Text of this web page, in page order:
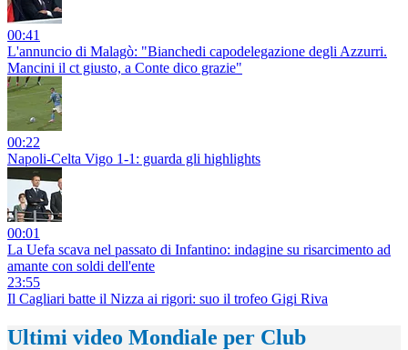
00:41
L'annuncio di Malagò: "Bianchedi capodelegazione degli Azzurri.
Mancini il ct giusto, a Conte dico grazie"
00:22
Napoli-Celta Vigo 1-1: guarda gli highlights
00:01
La Uefa scava nel passato di Infantino: indagine su risarcimento ad
amante con soldi dell'ente
23:55
Il Cagliari batte il Nizza ai rigori: suo il trofeo Gigi Riva
Ultimi video Mondiale per Club